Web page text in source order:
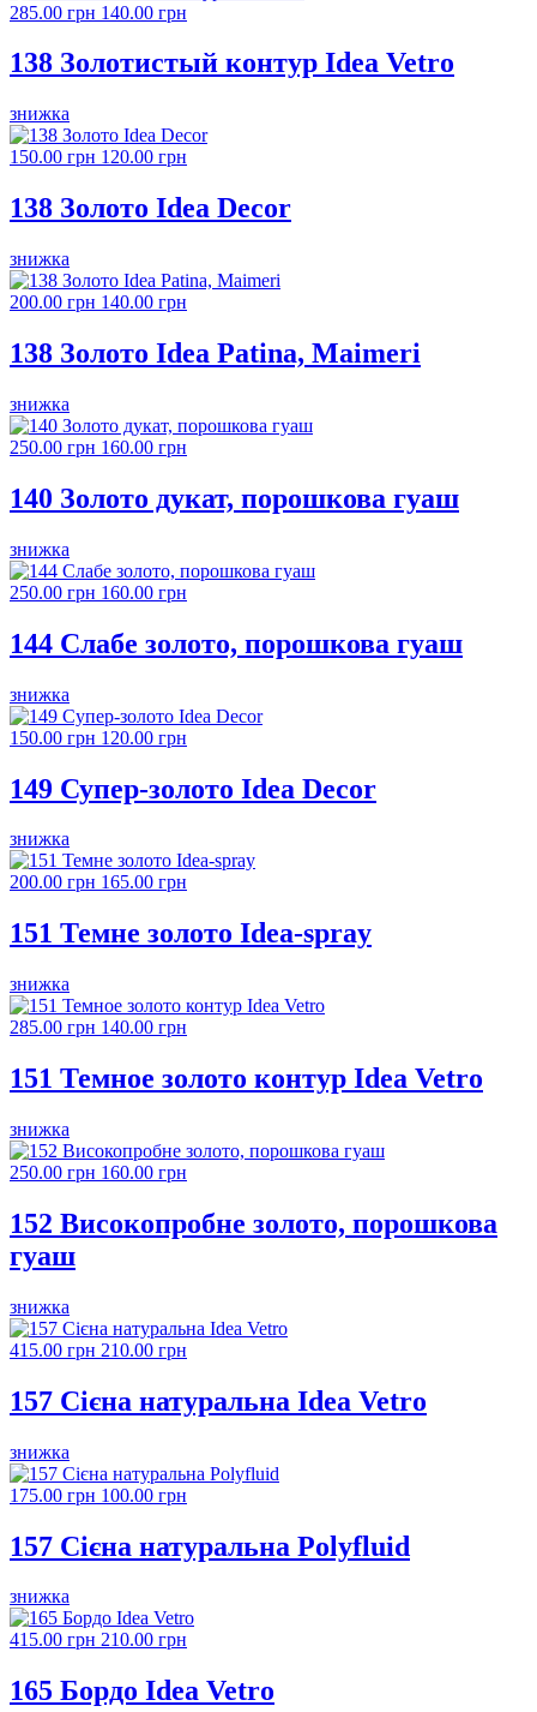
285.00 грн 140.00 грн
138 Золотистый контур Idea Vetro
знижка
150.00 грн 120.00 грн
138 Золото Idea Decor
знижка
200.00 грн 140.00 грн
138 Золото Idea Patina, Maimeri
знижка
250.00 грн 160.00 грн
140 Золото дукат, порошкова гуаш
знижка
250.00 грн 160.00 грн
144 Слабе золото, порошкова гуаш
знижка
150.00 грн 120.00 грн
149 Супер-золото Idea Decor
знижка
200.00 грн 165.00 грн
151 Темне золото Idea-spray
знижка
285.00 грн 140.00 грн
151 Темное золото контур Idea Vetro
знижка
250.00 грн 160.00 грн
152 Високопробне золото, порошкова
гуаш
знижка
415.00 грн 210.00 грн
157 Сієна натуральна Idea Vetro
знижка
175.00 грн 100.00 грн
157 Сієна натуральна Polyfluid
знижка
415.00 грн 210.00 грн
165 Бордо Idea Vetro